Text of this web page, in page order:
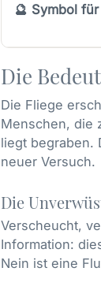
🔮 Symbol für
Die
Die Fliege
Menschen, die
liegt begraben.
neuer Versuch.
Die
Verscheucht,
Information:
Nein ist eine